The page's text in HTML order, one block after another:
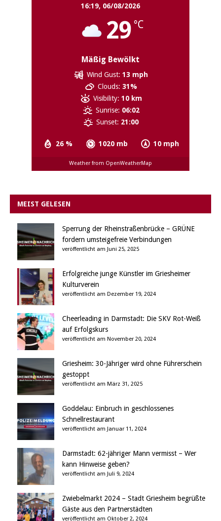
16:19, 06/08/2026
29 °C
Mäßig Bewölkt
26 % 1020 mb 10 mph
Wind Gust: 13 mph
Clouds: 31%
Visibility: 10 km
Sunrise: 06:02
Sunset: 21:00
Weather from OpenWeatherMap
MEIST GELESEN
Sperrung der Rheinstraßenbrücke – GRÜNE
fordern umsteigefreie Verbindungen
veröffentlicht am Juni 25, 2025
Erfolgreiche junge Künstler im Griesheimer
Kulturverein
veröffentlicht am Dezember 19, 2024
Cheerleading in Darmstadt: Die SKV Rot-Weiß
auf Erfolgskurs
veröffentlicht am November 20, 2024
Griesheim: 30-Jähriger wird ohne Führerschein
gestoppt
veröffentlicht am März 31, 2025
Goddelau: Einbruch in geschlossenes
Schnellrestaurant
veröffentlicht am Januar 11, 2024
Darmstadt: 62-jähriger Mann vermisst – Wer
kann Hinweise geben?
veröffentlicht am Juli 9, 2024
Zwiebelmarkt 2024 – Stadt Griesheim begrüßte
Gäste aus den Partnerstädten
veröffentlicht am Oktober 2, 2024